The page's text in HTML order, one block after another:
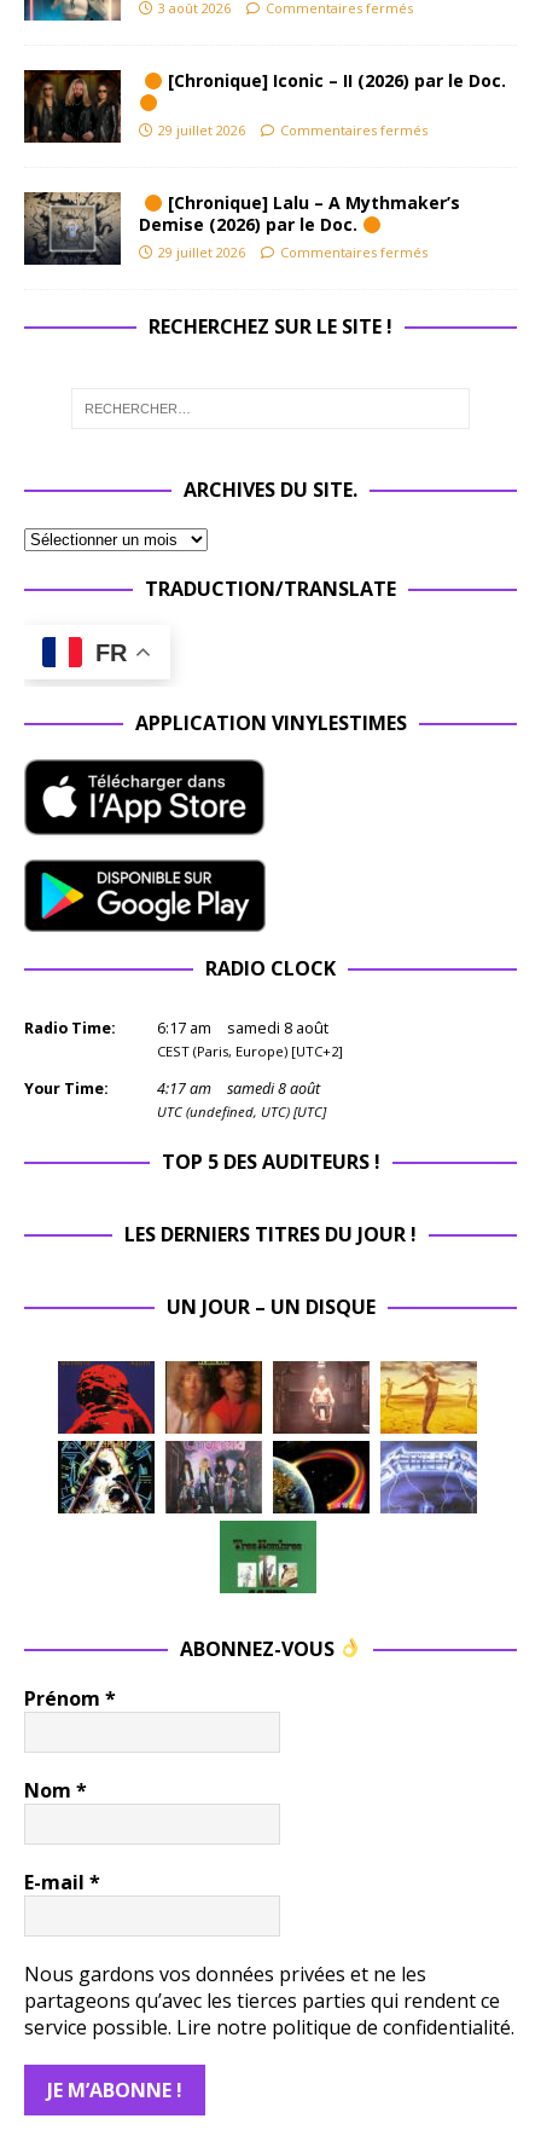
3 août 2026 Commentaires fermés
[Chronique] Iconic – II (2026) par le Doc.
29 juillet 2026 Commentaires fermés
[Chronique] Lalu – A Mythmaker’s
Demise (2026) par le Doc.
29 juillet 2026 Commentaires fermés
RECHERCHEZ SUR LE SITE !
ARCHIVES DU SITE.
TRADUCTION/TRANSLATE
FR
APPLICATION VINYLESTIMES
RADIO CLOCK
Radio Time: 6:17 am samedi 8 août
CEST (Paris, Europe) [UTC+2]
Your Time: 4:17am samedi 8 août
UTC (undefined, UTC) [UTC]
TOP 5 DES AUDITEURS !
LES DERNIERS TITRES DU JOUR !
UN JOUR – UN DISQUE
ABONNEZ-VOUS
Prénom *
Nom *
E-mail *
Nous gardons vos données privées et ne les
partageons qu’avec les tierces parties qui rendent ce
service possible. Lire notre politique de confidentialité.